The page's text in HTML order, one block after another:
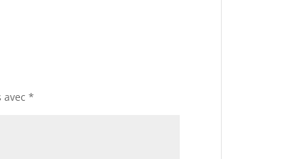
avec*